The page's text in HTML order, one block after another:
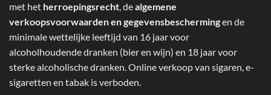
met het herroepingsrecht, dealgemene
verkoopsvoorwaarden en gegevensbeschermingen de
minimale wettelijke leeftijd van 16 jaar voor
alcoholhoudende dranken (bier en wijn) en 18 jaar voor
sterke alcoholische dranken. Online verkoop van sigaren, e-
sigaretten en tabak is verboden.